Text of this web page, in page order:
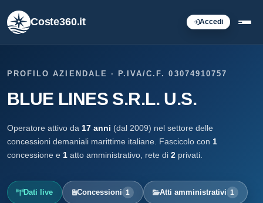
Coste360.it Accedi
PROFILO AZIENDALE · P.IVA/C.F. 03074910757
BLUE LINES S.R.L. U.S.
Operatore attivo da 17 anni (dal 2009) nel settore delle
concessioni demaniali marittime italiane. Fascicolo con 1
concessione e 1 atto amministrativo, rete di 2 privati.
Dati live Concessioni 1 Atti amministrativi 1